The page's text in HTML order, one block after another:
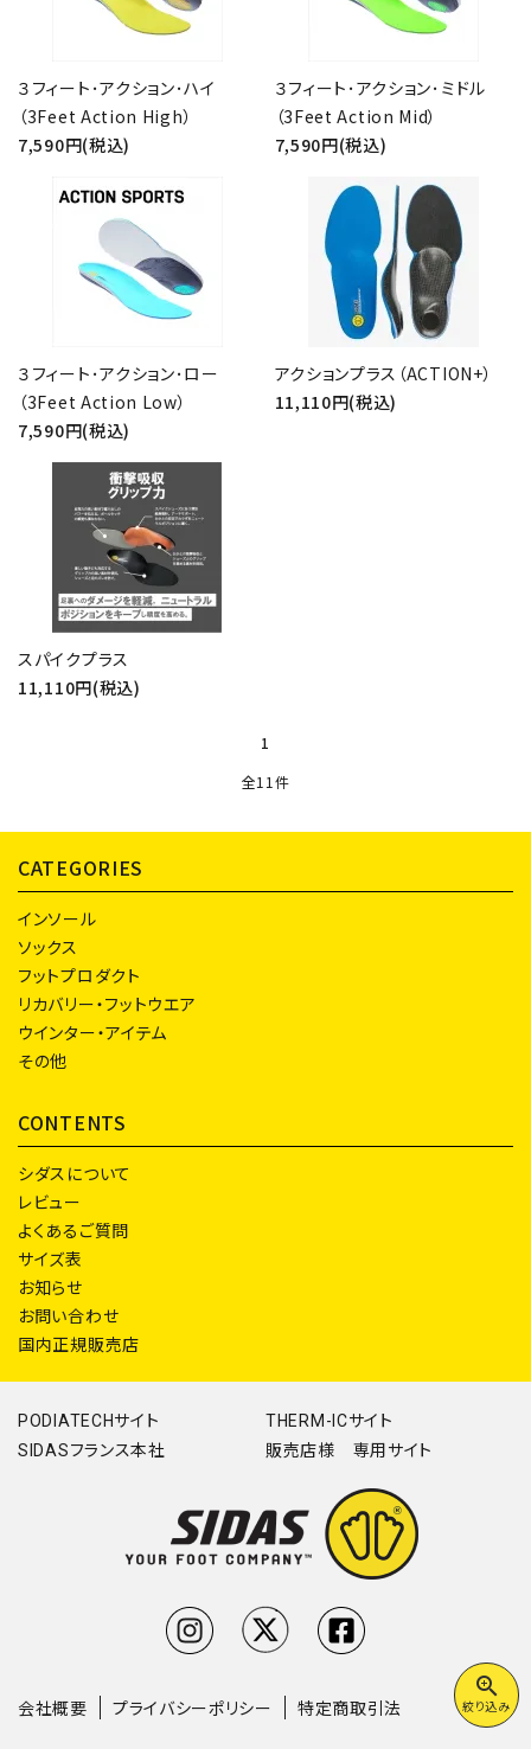
３フィート･アクション･ハイ
（3Feet Action High）
7,590円(税込)
３フィート･アクション･ミドル
（3Feet Action Mid）
7,590円(税込)
３フィート･アクション･ロー
（3Feet Action Low）
7,590円(税込)
アクションプラス（ACTION+）
11,110円(税込)
スパイクプラス
11,110円(税込)
1
全11件
zoom_in
絞り込み
カテゴリー
CATEGORIES
インソール
ソックス
フットプロダクト
リカバリー・フットウエア
ウインター・アイテム
その他
CONTENTS
シダスについて
レビュー
よくあるご質問
サイズ表
お知らせ
お問い合わせ
国内正規販売店
PODIATECHサイト
THERM-ICサイト
SIDASフランス本社
販売店様 専用サイト
会社概要 プライバシーポリシー 特定商取引法